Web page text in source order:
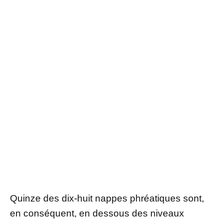
Quinze des dix-huit nappes phréatiques sont,
en conséquent, en dessous des niveaux